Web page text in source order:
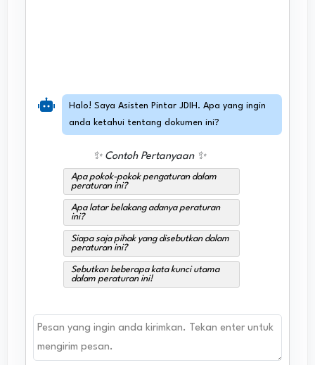
✨ Contoh Pertanyaan ✨
Apa pokok-pokok pengaturan dalam
peraturan ini?
Apa latar belakang adanya peraturan
ini?
Siapa saja pihak yang disebutkan dalam
peraturan ini?
Sebutkan beberapa kata kunci utama
dalam peraturan ini!
Halo! Saya Asisten Pintar JDIH. Apa yang ingin
anda ketahui tentang dokumen ini?